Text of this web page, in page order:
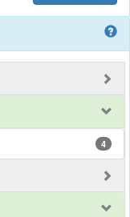
4